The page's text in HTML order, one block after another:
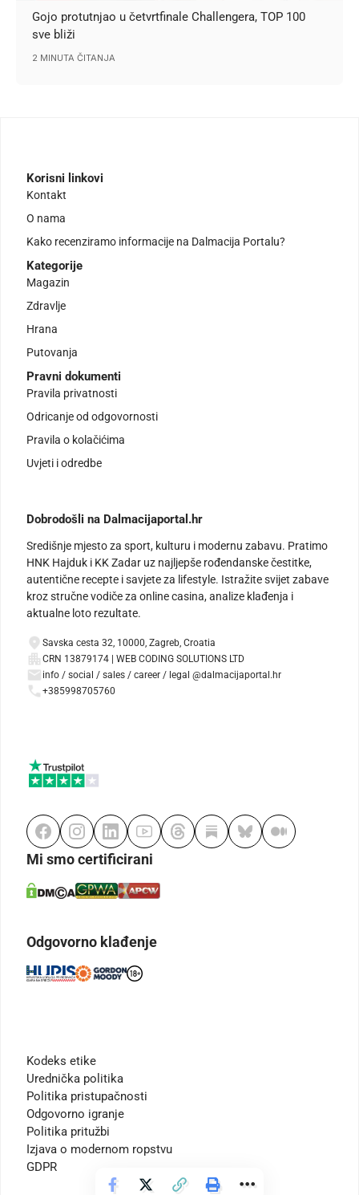
Gojo protutnjao u četvrtfinale Challengera, TOP 100
sve bliži
2 MINUTA ČITANJA
Korisni linkovi
Kontakt
O nama
Kako recenziramo informacije na Dalmacija Portalu?
Kategorije
Magazin
Zdravlje
Hrana
Putovanja
Pravni dokumenti
Pravila privatnosti
Odricanje od odgovornosti
Pravila o kolačićima
Uvjeti i odredbe
Dobrodošli na Dalmacijaportal.hr
Središnje mjesto za sport, kulturu i modernu zabavu. Pratimo
HNK Hajduk i KK Zadar uz najljepše rođendanske čestitke,
autentične recepte i savjete za lifestyle. Istražite svijet zabave
kroz stručne vodiče za online casina, analize klađenja i
aktualne loto rezultate.
Savska cesta 32, 10000, Zagreb, Croatia
CRN 13879174 | WEB CODING SOLUTIONS LTD
info / social / sales / career / legal @dalmacijaportal.hr
+385998705760
Mi smo certificirani
Odgovorno klađenje
Kodeks etike
Urednička politika
Politika pristupačnosti
Odgovorno igranje
Politika pritužbi
Izjava o modernom ropstvu
GDPR